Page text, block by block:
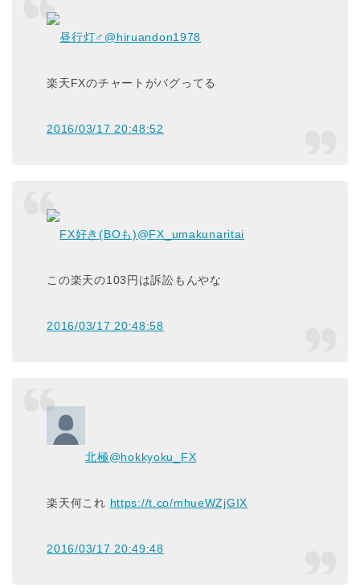
昼行灯♂ @hiruandon1978
楽天FXのチャートがバグってる
2016/03/17 20:48:52
FX好き(BOも)@FX_umakunaritai
この楽天の103円は訴訟もんやな
2016/03/17 20:48:58
北極@hokkyoku_FX
楽天何これ https://t.co/mhueWZjGIX
2016/03/17 20:49:48